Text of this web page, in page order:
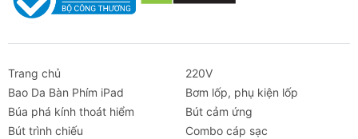
Trang chủ
220V
Bao Da Bàn Phím iPad
Bơm lốp, phụ kiện lốp
Búa phá kính thoát hiểm
Bút cảm ứng
Bút trình chiếu
Combo cáp sạc